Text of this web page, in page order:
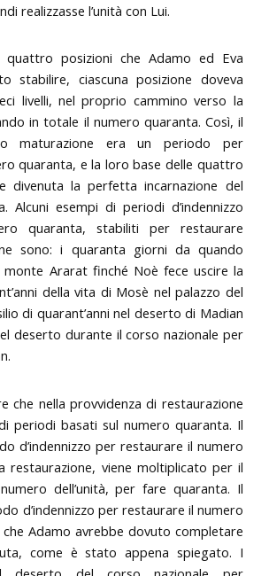
realizzasse l’unità con Lui.
quattro posizioni che Adamo ed Eva
stabilire, ciascuna posizione doveva
livelli, nel proprio cammino verso la
in totale il numero quaranta. Così, il
maturazione era un periodo per
quaranta, e la loro base delle quattro
divenuta la perfetta incarnazione del
Alcuni esempi di periodi d’indennizzo
quaranta, stabiliti per restaurare
sono: i quaranta giorni da quando
monte Ararat finché Noè fece uscire la
della vita di Mosè nel palazzo del
di quarant’anni nel deserto di Madian
deserto durante il corso nazionale per
che nella provvidenza di restaurazione
periodi basati sul numero quaranta. Il
d’indennizzo per restaurare il numero
restaurazione, viene moltiplicato per il
dell’unità, per fare quaranta. Il
d’indennizzo per restaurare il numero
Adamo avrebbe dovuto completare
come è stato appena spiegato. I